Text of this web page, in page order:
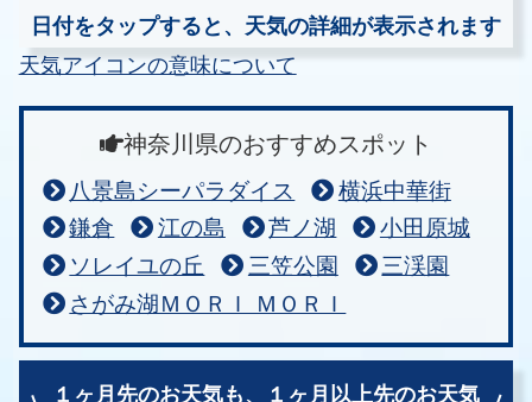
日付をタップすると、天気の詳細が表示されます
天気アイコンの意味について
神奈川県のおすすめスポット
八景島シーパラダイス
横浜中華街
鎌倉
江の島 芦ノ湖
小田原城
ソレイユの丘
三笠公園
三渓園
さがみ湖ＭＯＲＩ ＭＯＲＩ
１ヶ月先のお天気も、
１ヶ月以上先のお天気